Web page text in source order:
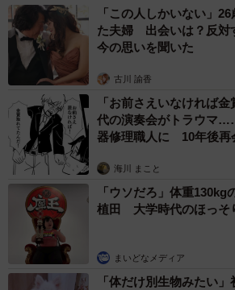
サザエさんの家は、家族が集まれる居
ど、広々とした間取りが魅力です。日
雰囲気や家族団らんを思わせる温かい
めた理由でしょう。
2位 のび太の家（ドラえもん）
・郊外で遊ぶところもあって、立地が
（30代・女性）
・シンプルな家が良いと思ったので。
・寝ることが出来る押し入れが秘密基
たから。（40代・女性）
・部屋にタイムマシンがあるから。（
・懐かしい昭和感が実家を思い出すか
「この人しかいない」
た夫婦 出会いは？反対
今の思いを聞いた
古川 諭香
「お前さえいなければ
代の演奏会がトラウマ
器修理職人に 10年後再
海川 まこと
「ウソだろ」体重
植田 大学時代のほっそ
まいどなメディア
「体だけ別生物みたい